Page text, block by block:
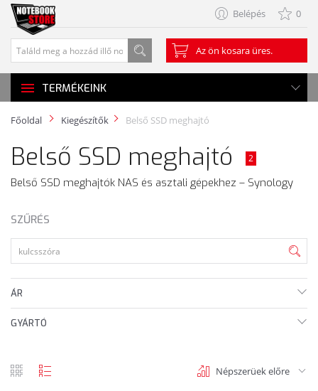
Belépés 0
Az ön kosara üres.
TERMÉKEINK
Főoldal Kiegészítők Belső SSD meghajtó
Belső SSD meghajtó 2
Belső SSD meghajtók NAS és asztali gépekhez – Synology
SZŰRÉS
ÁR
GYÁRTÓ
Népszerüek előre